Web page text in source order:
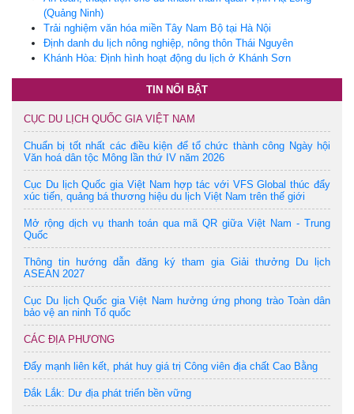
(Quảng Ninh)
Trải nghiệm văn hóa miền Tây Nam Bộ tại Hà Nội
Định danh du lịch nông nghiệp, nông thôn Thái Nguyên
Khánh Hòa: Định hình hoạt động du lịch ở Khánh Sơn
TIN NỔI BẬT
CỤC DU LỊCH QUỐC GIA VIỆT NAM
Chuẩn bị tốt nhất các điều kiện để tổ chức thành công Ngày hội
Văn hoá dân tộc Mông lần thứ IV năm 2026
Cục Du lịch Quốc gia Việt Nam hợp tác với VFS Global thúc đẩy
xúc tiến, quảng bá thương hiệu du lịch Việt Nam trên thế giới
Mở rộng dịch vụ thanh toán qua mã QR giữa Việt Nam - Trung
Quốc
Thông tin hướng dẫn đăng ký tham gia Giải thưởng Du lịch
ASEAN 2027
Cục Du lịch Quốc gia Việt Nam hưởng ứng phong trào Toàn dân
bảo vệ an ninh Tổ quốc
CÁC ĐỊA PHƯƠNG
Đẩy mạnh liên kết, phát huy giá trị Công viên địa chất Cao Bằng
Đắk Lắk: Dư địa phát triển bền vững